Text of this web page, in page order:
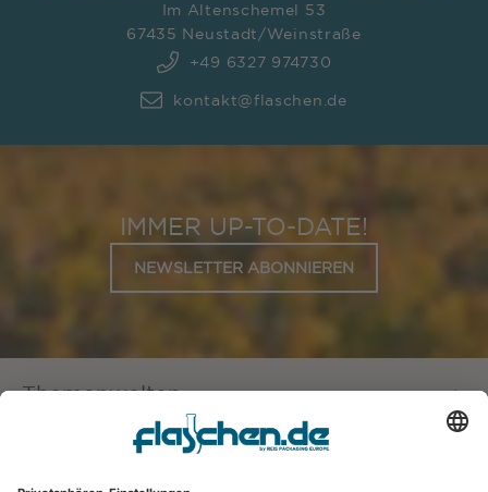
Im Altenschemel 53
67435 Neustadt/Weinstraße
+49 6327 974730
kontakt@flaschen.de
IMMER UP-TO-DATE!
NEWSLETTER ABONNIEREN
Themenwelten